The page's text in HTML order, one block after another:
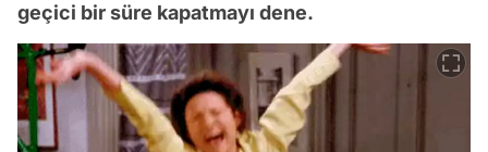
geçici bir süre kapatmayı dene.